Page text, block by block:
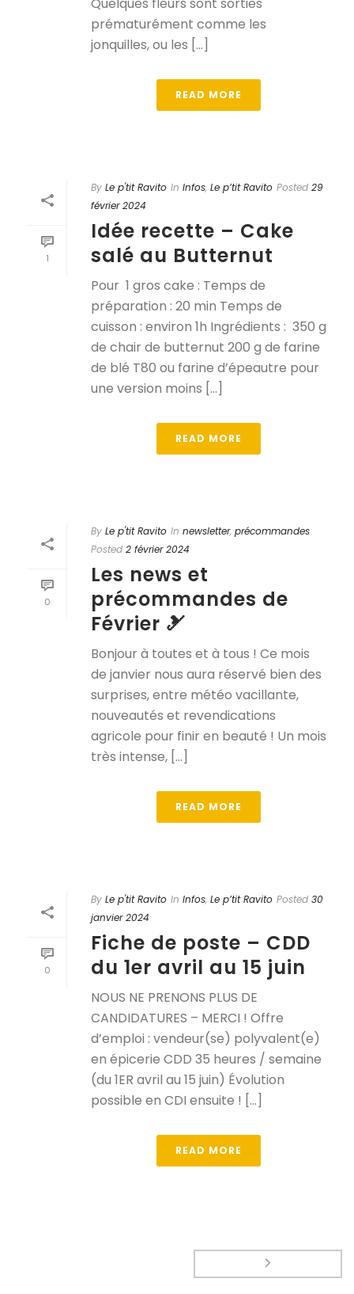
prématurément comme les
jonquilles, ou les [...]
READ MORE
1
By Le p'tit Ravito In Infos, Le p’tit Ravito Posted 29
février 2024
Idée recette – Cake
salé au Butternut
Pour 1 gros cake : Temps de
préparation : 20 min Temps de
cuisson : environ 1h Ingrédients : 350 g
de chair de butternut 200 g de farine
de blé T80 ou farine d’épeautre pour
une version moins [...]
READ MORE
0
By Le p'tit Ravito In newsletter, précommandes
Posted 2 février 2024
Les news et
précommandes de
Février 🎿
Bonjour à toutes et à tous ! Ce mois
de janvier nous aura réservé bien des
surprises, entre météo vacillante,
nouveautés et revendications
agricole pour finir en beauté ! Un mois
très intense, [...]
READ MORE
0
By Le p'tit Ravito In Infos, Le p’tit Ravito Posted 30
janvier 2024
Fiche de poste – CDD
du 1er avril au 15 juin
NOUS NE PRENONS PLUS DE
CANDIDATURES – MERCI ! Offre
d’emploi : vendeur(se) polyvalent(e)
en épicerie CDD 35 heures / semaine
(du 1ER avril au 15 juin) Évolution
possible en CDI ensuite ! [...]
READ MORE